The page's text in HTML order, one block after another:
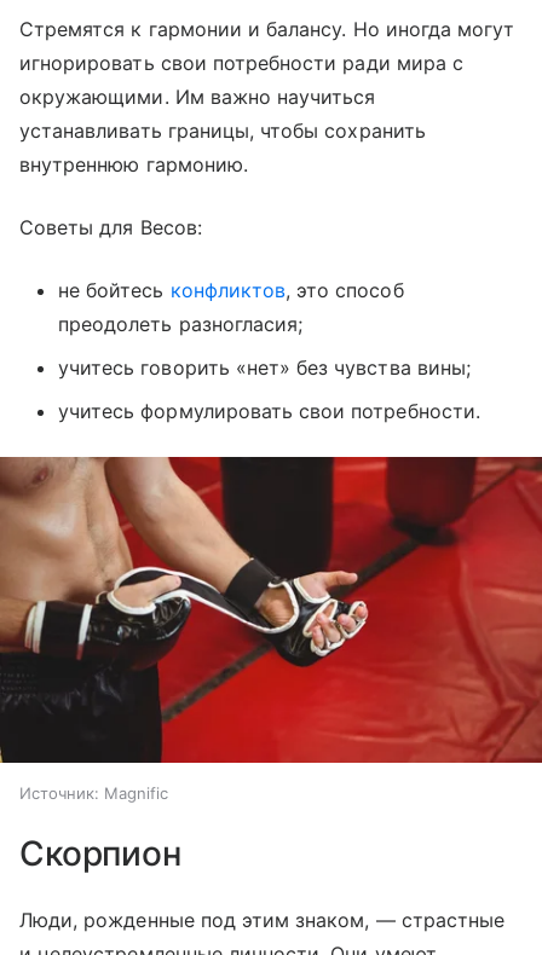
Стремятся к гармонии и балансу. Но иногда могут
игнорировать свои потребности ради мира с
окружающими. Им важно научиться
устанавливать границы, чтобы сохранить
внутреннюю гармонию.
Советы для Весов:
не бойтесь конфликтов, это способ
преодолеть разногласия;
учитесь говорить «нет» без чувства вины;
учитесь формулировать свои потребности.
Источник: Magnific
Скорпион
Люди, рожденные под этим знаком, — страстные